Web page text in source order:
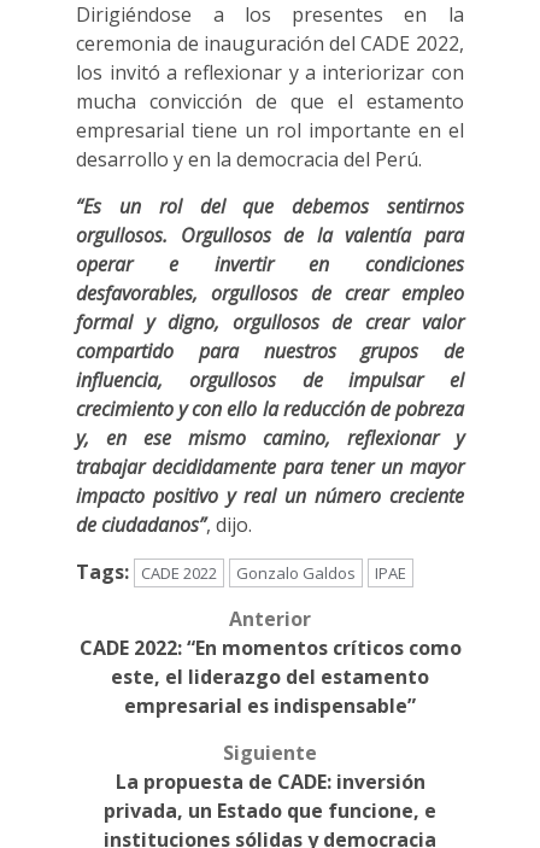
Dirigiéndose a los presentes en la
ceremonia de inauguración del CADE 2022,
los invitó a reflexionar y a interiorizar con
mucha convicción de que el estamento
empresarial tiene un rol importante en el
desarrollo y en la democracia del Perú.
“Es un rol del que debemos sentirnos
orgullosos. Orgullosos de la valentía para
operar e invertir en condiciones
desfavorables, orgullosos de crear empleo
formal y digno, orgullosos de crear valor
compartido para nuestros grupos de
influencia, orgullosos de impulsar el
crecimiento y con ello la reducción de pobreza
y, en ese mismo camino, reflexionar y
trabajar decididamente para tener un mayor
impacto positivo y real un número creciente
de ciudadanos”, dijo.
Tags:
CADE 2022 Gonzalo Galdos IPAE
navigation
Anterior
CADE 2022: “En momentos críticos como
este, el liderazgo del estamento
empresarial es indispensable”
Siguiente
La propuesta de CADE: inversión
privada, un Estado que funcione, e
instituciones sólidas y democracia